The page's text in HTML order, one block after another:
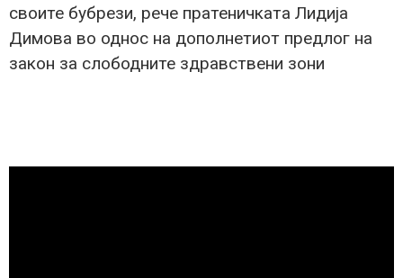
своите бубрези, рече пратеничката Лидија
Димова во однос на дополнетиот предлог на
закон за слободните здравствени зони